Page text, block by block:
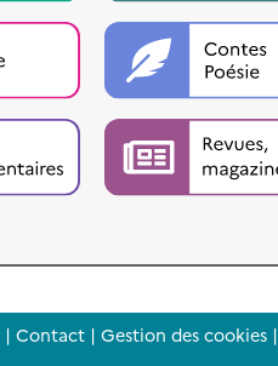
| Contact| Gestion des cookies|